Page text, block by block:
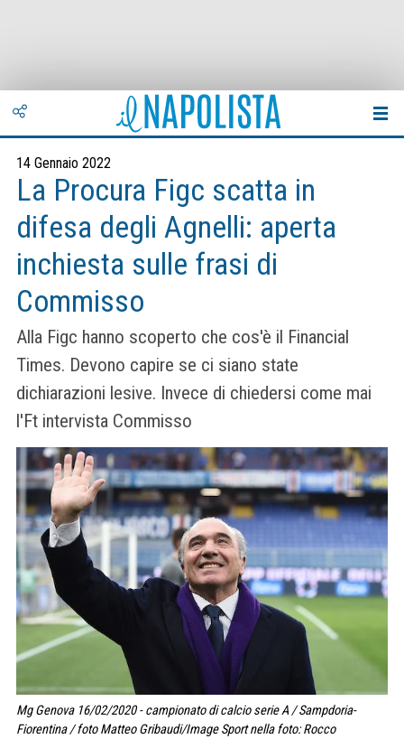
14 Gennaio 2022
La Procura Figc scatta in
difesa degli Agnelli: aperta
inchiesta sulle frasi di
Commisso
Alla Figc hanno scoperto che cos'è il Financial
Times. Devono capire se ci siano state
dichiarazioni lesive. Invece di chiedersi come mai
l'Ft intervista Commisso
Mg Genova 16/02/2020 - campionato di calcio serie A / Sampdoria-
Fiorentina / foto Matteo Gribaudi/Image Sport nella foto: Rocco